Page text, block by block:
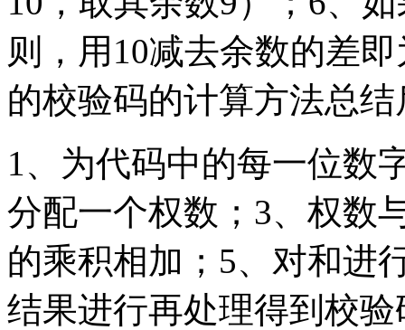
则，用10减去余数的差
的校验码的计算方法总
1、为代码中的每一位数
分配一个权数；3、权数
的乘积相加；5、对和进
结果进行再处理得到校